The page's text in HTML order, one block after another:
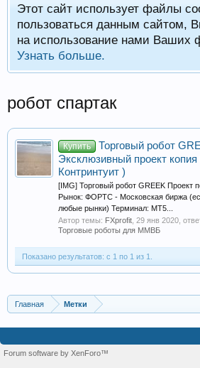
Этот сайт использует файлы
пользоваться данным сайтом,
на использование нами Ваших
Узнать больше.
робот спартак
Купить
Торговый робот
Эксклюзивный проект
Контринтуит )
[IMG] Торговый робот GREEK Проект
Рынок: ФОРТС - Московская биржа
любые рынки) Терминал: МТ5...
Автор темы: FXprofit 29 янв 2020 ,
Торговые роботы для ММВБ
Показано результатов: с 1 по 1 из 1.
Главная Метки
Forum software by XenForo™